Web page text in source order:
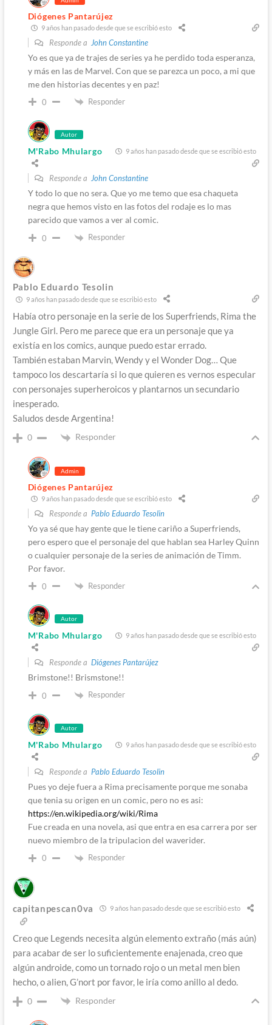
Diógenes Pantarújez
9 años han pasado desde que se escribió esto
Responde a John Constantine
Yo es que ya de trajes de series ya he perdido toda esperanza,
y más en las de Marvel. Con que se parezca un poco, a mi que
me den historias decentes y en paz!
0 Responder
Autor
M'Rabo Mhulargo 9 años han pasado desde que se escribió esto
Responde a John Constantine
Y todo lo que no sera. Que yo me temo que esa chaqueta
negra que hemos visto en las fotos del rodaje es lo mas
parecido que vamos a ver al comic.
0 Responder
Pablo Eduardo Tesolin
9 años han pasado desde que se escribió esto
Había otro personaje en la serie de los Superfriends, Rima the
Jungle Girl. Pero me parece que era un personaje que ya
existía en los comics, aunque puedo estar errado.
También estaban Marvin, Wendy y el Wonder Dog… Que
tampoco los descartaría si lo que quieren es vernos especular
con personajes superheroicos y plantarnos un secundario
inesperado.
Saludos desde Argentina!
0 Responder
Admin
Diógenes Pantarújez
9 años han pasado desde que se escribió esto
Responde a Pablo Eduardo Tesolin
Yo ya sé que hay gente que le tiene cariño a Superfriends,
pero espero que el personaje del que hablan sea Harley Quinn
o cualquier personaje de la series de animación de Timm.
Por favor.
0 Responder
Autor
M'Rabo Mhulargo 9 años han pasado desde que se escribió esto
Responde a Diógenes Pantarújez
Brimstone!! Brismstone!!
0 Responder
Autor
M'Rabo Mhulargo 9 años han pasado desde que se escribió esto
Responde a Pablo Eduardo Tesolin
Pues yo deje fuera a Rima precisamente porque me sonaba
que tenia su origen en un comic, pero no es asi:
https://en.wikipedia.org/wiki/Rima
Fue creada en una novela, asi que entra en esa carrera por ser
nuevo miembro de la tripulacion del waverider.
0 Responder
capitanpescan0va 9 años han pasado desde que se escribió esto
Creo que Legends necesita algún elemento extraño (más aún)
para acabar de ser lo suficientemente enajenada, creo que
algún androide, como un tornado rojo o un metal men bien
hecho, o alien, G’nort por favor, le iría como anillo al dedo.
0 Responder